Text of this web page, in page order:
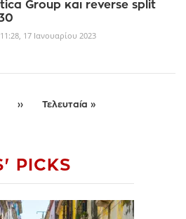
Group και reverse split
11:28, 17 Ιανουαρίου 2023
›› Τελευταία »
PICKS